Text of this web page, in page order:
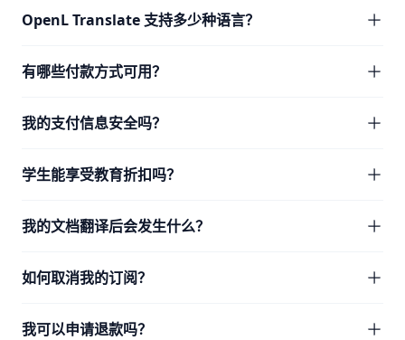
OpenL Translate 支持多少种语言？
有哪些付款方式可用？
我的支付信息安全吗？
学生能享受教育折扣吗？
我的文档翻译后会发生什么？
如何取消我的订阅？
我可以申请退款吗？